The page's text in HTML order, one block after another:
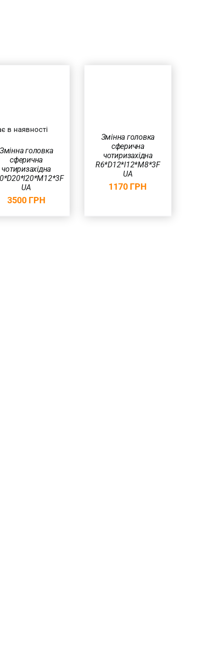
в наявності
Змінна головка
сферична
чотиризахідна
UA
3500 ГРН
Змінна головка
сферична
чотиризахідна
R6*D12*l12*M8*3F
UA
1170 ГРН